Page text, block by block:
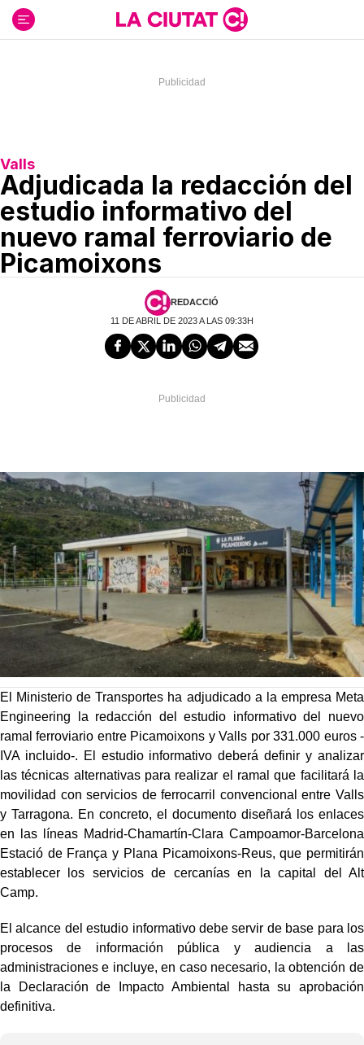
contenido
Valls
Adjudicada la redacción del
estudio informativo del
nuevo ramal ferroviario de
Picamoixons
REDACCIÓ
11 DE ABRIL DE 2023 A LAS 09:33H
El Ministerio de Transportes ha adjudicado a la empresa Meta
Engineering la redacción del estudio informativo del nuevo
ramal ferroviario entre Picamoixons y Valls por 331.000 euros -
IVA incluido-. El estudio informativo deberá definir y analizar
las técnicas alternativas para realizar el ramal que facilitará la
movilidad con servicios de ferrocarril convencional entre Valls
y Tarragona. En concreto, el documento diseñará los enlaces
en las líneas Madrid-Chamartín-Clara Campoamor-Barcelona
Estació de França y Plana Picamoixons-Reus, que permitirán
establecer los servicios de cercanías en la capital del Alt
Camp.
El alcance del estudio informativo debe servir de base para los
procesos de información pública y audiencia a las
administraciones e incluye, en caso necesario, la obtención de
la Declaración de Impacto Ambiental hasta su aprobación
definitiva.